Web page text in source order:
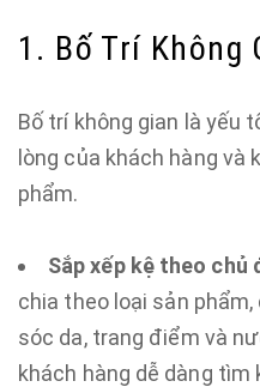
1. Bố Trí Không
Bố trí không gian là yếu
lòng của khách hàng và
phẩm.
Sắp xếp kệ theo chủ
chia theo loại sản
sóc da, trang điểm và
khách hàng dễ dàng